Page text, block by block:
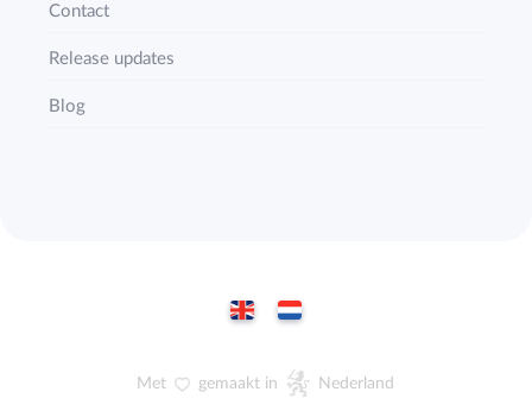
Contact
Release updates
Blog
Met gemaakt in Nederland